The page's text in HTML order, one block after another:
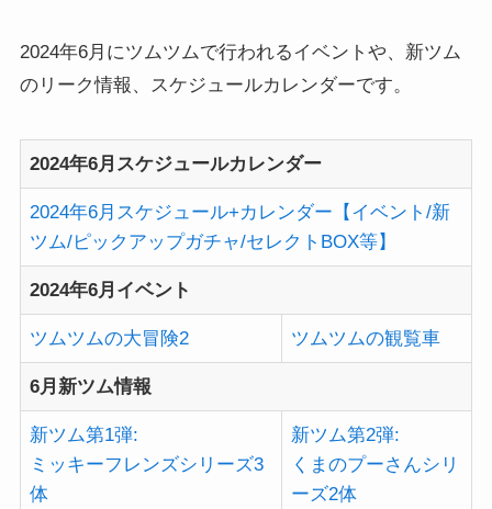
2024年6月にツムツムで行われるイベントや、新ツム
のリーク情報、スケジュールカレンダーです。
2024年6月スケジュールカレンダー
2024年6月スケジュール+カレンダー【イベント/新
ツム/ピックアップガチャ/セレクトBOX等】
2024年6月イベント
ツムツムの大冒険2 ツムツムの観覧車
6月新ツム情報
新ツム第1弾:
ミッキーフレンズシリーズ3
体
新ツム第2弾:
くまのプーさんシリ
ーズ2体